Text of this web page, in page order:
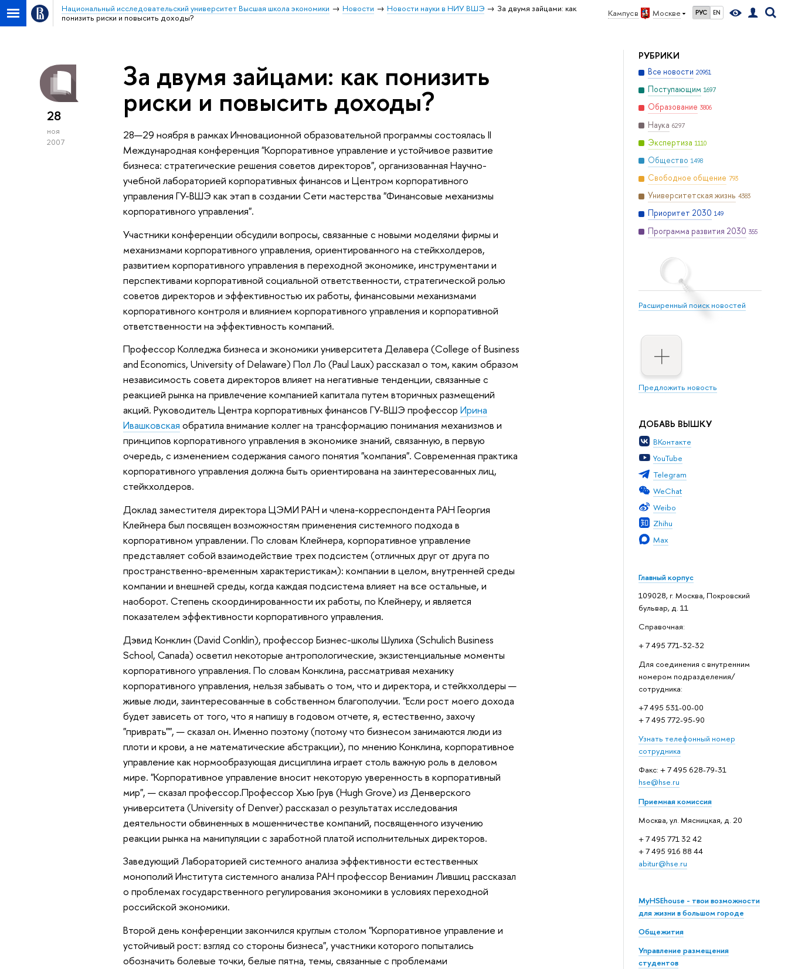
Кампус в Москве РУС EN
Национальный исследовательский университет Высшая школа экономики Новости Новости науки в НИУ ВШЭ
За двумя зайцами: как
понизить риски и повысить доходы?
РУБРИКИ
Все новости 20951
Поступающим 1697
Образование 3806
Наука 6297
Экспертиза 1110
Общество 1498
Свободное общение 793
Университетская жизнь 4383
Приоритет 2030 149
Программа развития 2030 355
Расширенный поиск новостей
Предложить новость
ДОБАВЬ ВЫШКУ
ВКонтакте
YouTube
Telegram
WeChat
Weibo
Zhihu
Max
Главный корпус
109028, г. Москва, Покровский
бульвар, д. 11
Справочная:
+ 7 495 771-32-32
Для соединения с внутренним
номером подразделения/
сотрудника:
+7 495 531-00-00
+ 7 495 772-95-90
Узнать телефонный номер
сотрудника
Факс: + 7 495 628-79-31
hse@hse.ru
Приемная комиссия
Москва, ул. Мясницкая, д. 20
+ 7 495 771 32 42
+ 7 495 916 88 44
abitur@hse.ru
MyHSEhouse - твои возможности
для жизни в большом городе
Общежития
Управление размещения
студентов
28
ноя
2007
За двумя зайцами: как понизить
риски и повысить доходы?
28—29 ноября в рамках Инновационной образовательной программы состоялась II
Международная конференция "Корпоративное управление и устойчивое развитие
бизнеса: стратегические решения советов директоров", организованная Научно-
учебной лабораторией корпоративных финансов и Центром корпоративного
управления ГУ-ВШЭ как этап в создании Сети мастерства "Финансовые механизмы
корпоративного управления".
Участники конференции обсудили вопросы, связанные с новыми моделями фирмы и
механизмами корпоративного управления, ориентированного на стейкхолдеров,
развитием корпоративного управления в переходной экономике, инструментами и
перспективами корпоративной социальной ответственности, стратегической ролью
советов директоров и эффективностью их работы, финансовыми механизмами
корпоративного контроля и влиянием корпоративного управления и корпоративной
ответственности на эффективность компаний.
Профессор Колледжа бизнеса и экономики университета Делавера (College of Business
and Economics, University of Delaware) Пол Ло (Paul Laux) рассказал о том, каким образом
независимость совета директоров влияет на негативные тенденции, связанные с
реакцией рынка на привлечение компанией капитала путем вторичных размещений
акций. Руководитель Центра корпоративных финансов ГУ-ВШЭ профессор Ирина
Ивашковская обратила внимание коллег на трансформацию понимания механизмов и
принципов корпоративного управления в экономике знаний, связанную, в первую
очередь, с изменением содержания самого понятия "компания". Современная практика
корпоративного управления должна быть ориентирована на заинтересованных лиц,
стейкхолдеров.
Доклад заместителя директора ЦЭМИ РАН и члена-корреспондента РАН Георгия
Клейнера был посвящен возможностям применения системного подхода в
корпоративном управлении. По словам Клейнера, корпоративное управление
представляет собой взаимодействие трех подсистем (отличных друг от друга по
пространственно-временным характеристикам): компании в целом, внутренней среды
компании и внешней среды, когда каждая подсистема влияет на все остальные, и
наоборот. Степень скоординированности их работы, по Клейнеру, и является
показателем эффективности корпоративного управления.
Дэвид Конклин (David Conklin), профессор Бизнес-школы Шулиха (Schulich Business
School, Canada) осветил некоторые антропологические, экзистенциальные моменты
корпоративного управления. По словам Конклина, рассматривая механику
корпоративного управления, нельзя забывать о том, что и директора, и стейкхолдеры —
живые люди, заинтересованные в собственном благополучии. "Если рост моего дохода
будет зависеть от того, что я напишу в годовом отчете, я, естественно, захочу
"приврать"", — сказал он. Именно поэтому (потому что бизнесом занимаются люди из
плоти и крови, а не математические абстракции), по мнению Конклина, корпоративное
управление как нормообразующая дисциплина играет столь важную роль в деловом
мире. "Корпоративное управление вносит некоторую уверенность в корпоративный
мир", — сказал профессор.Профессор Хью Грув (Hugh Grove) из Денверского
университета (University of Denver) рассказал о результатах исследования
деятельности обвиненных в мошенничестве компаний, посвященного изучению
реакции рынка на манипуляции с заработной платой исполнительных директоров.
Заведующий Лабораторией системного анализа эффективности естественных
монополий Института системного анализа РАН профессор Вениамин Лившиц рассказал
о проблемах государственного регулирования экономики в условиях переходной
российской экономики.
Второй день конференции закончился круглым столом "Корпоративное управление и
устойчивый рост: взгляд со стороны бизнеса", участники которого попытались
обозначить болевые точки, белые пятна, темы, связанные с проблемами